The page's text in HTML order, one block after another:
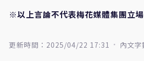
※以上言論不代表梅花媒體集團立
更新時間：2025/04/22 17:31 內文